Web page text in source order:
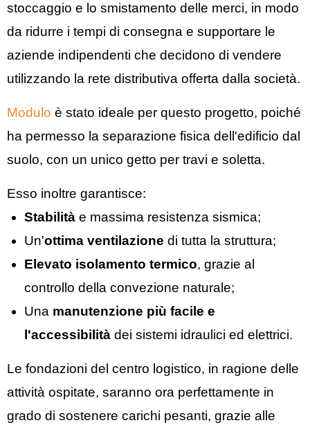
stoccaggio e lo smistamento delle merci, in modo
da ridurre i tempi di consegna e supportare le
aziende indipendenti che decidono di vendere
utilizzando la rete distributiva offerta dalla società.
Modulo è stato ideale per questo progetto, poiché
ha permesso la separazione fisica dell'edificio dal
suolo, con un unico getto per travi e soletta.
Esso inoltre garantisce:
Stabilità e massima resistenza sismica;
Un'ottima ventilazione di tutta la struttura;
Elevato isolamento termico, grazie al
controllo della convezione naturale;
Una manutenzione più facile e
l'accessibilità dei sistemi idraulici ed elettrici.
Le fondazioni del centro logistico, in ragione delle
attività ospitate, saranno ora perfettamente in
grado di sostenere carichi pesanti, grazie alle